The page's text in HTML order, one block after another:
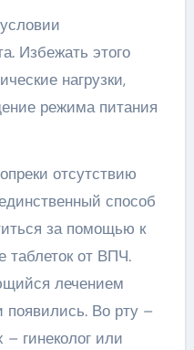
Избежать этого
нагрузки,
режима питания
отсутствию
способ
за помощью к
таблеток от ВПЧ.
лечением
появились. Во рту –
– гинеколог или